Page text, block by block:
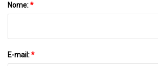
Nome:*
E-mail:*